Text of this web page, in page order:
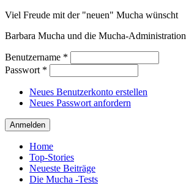
Viel Freude mit der "neuen" Mucha wünscht
Barbara Mucha und die Mucha-Administration
Benutzername *
Passwort *
Neues Benutzerkonto erstellen
Neues Passwort anfordern
Home
Top-Stories
Neueste Beiträge
Die Mucha -Tests